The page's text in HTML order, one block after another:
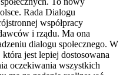
Rada Dialogu
współpracy
i rządu. Ma ona
dialogu społecznego. W
jest lepiej dostosowana
oczekiwania wszystkich